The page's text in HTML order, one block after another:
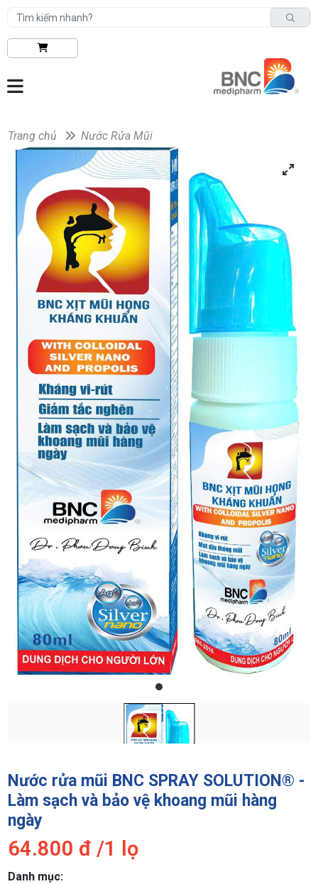
Trang chủ Nước Rửa Mũi
Nước rửa mũi BNC SPRAY SOLUTION® -
Làm sạch và bảo vệ khoang mũi hàng
ngày
64.800 đ /1 lọ
Danh mục: